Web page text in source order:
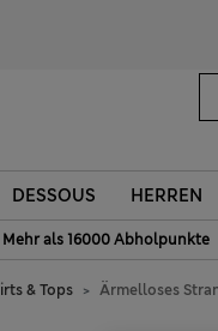
DESSOUS HERREN
als 16000 Abholpunkte
& Tops Ärmelloses